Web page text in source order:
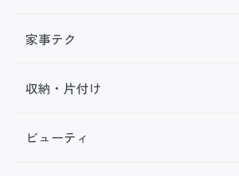
家事テク
収納・片付け
ビューティ